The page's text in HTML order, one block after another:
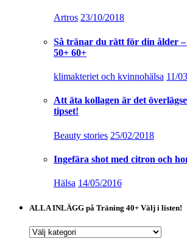
Artros 23/10/2018
Så tränar du rätt för din ålder
50+ 60+
klimakteriet och kvinnohälsa 11/
Att äta kollagen är det
tipset!
Beauty stories 25/02/2018
Ingefära shot med citron och
Hälsa 14/05/2016
ALLA INLÄGG på Träning 40+ Välj i listen!
ALLA